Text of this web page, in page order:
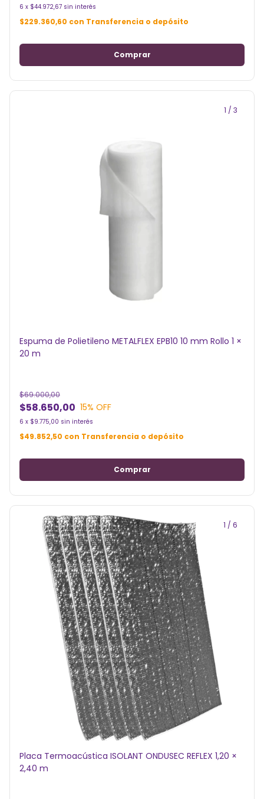
6 x $44.972,67 sin interés
$229.360,60 con Transferencia o depósito
1 / 3
Espuma de Polietileno METALFLEX EPB10 10 mm Rollo 1 ×
20 m
$58.650,00
$69.000,00
15% OFF
6 x $9.775,00 sin interés
$49.852,50 con Transferencia o depósito
1 / 6
Placa Termoacústica ISOLANT ONDUSEC REFLEX 1,20 ×
2,40 m